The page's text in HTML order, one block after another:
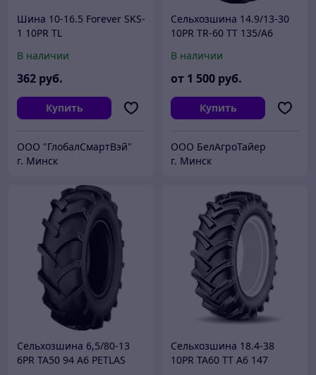
Шина 10-16.5 Forever SKS-
1 10PR TL
В наличии
362 руб.
Купить
ООО "ГлобалСмартВэй"
г. Минск
Сельхозшина 14.9/13-30
10PR TR-60 TT 135/A6
В наличии
от 1 500 руб.
Купить
ООО БелАгроТайер
г. Минск
Сельхозшина 6,5/80-13
6PR TA50 94 А6 PETLAS
Сельхозшина 18.4-38
10PR TA60 TT A6 147